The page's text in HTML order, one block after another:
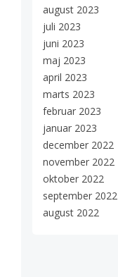
august 2023
juli 2023
juni 2023
maj 2023
april 2023
marts 2023
februar 2023
januar 2023
december 2022
november 2022
oktober 2022
september 2022
august 2022